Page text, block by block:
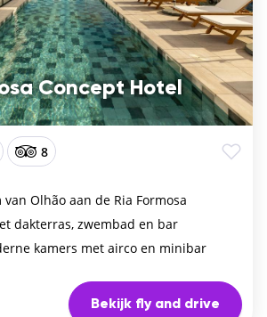
Concept Hotel
8
Olhão aan de Ria Formosa
dakterras, zwembad en bar
kamers met airco en minibar
Bekijk fly and drive